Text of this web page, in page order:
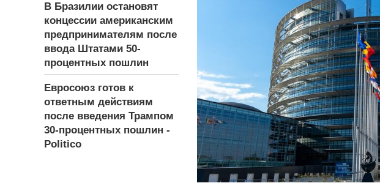
В Бразилии остановят
концессии американским
предпринимателям после
ввода Штатами 50-
процентных пошлин
Евросоюз готов к
ответным действиям
после введения Трампом
30-процентных пошлин -
Politico